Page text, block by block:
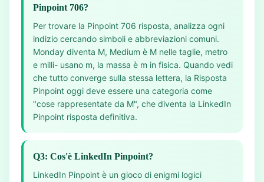
Pinpoint 706?
Per trovare la Pinpoint 706 risposta, analizza ogni
indizio cercando simboli e abbreviazioni comuni.
Monday diventa M, Medium è M nelle taglie, metro
e milli- usano m, la massa è m in fisica. Quando vedi
che tutto converge sulla stessa lettera, la Risposta
Pinpoint oggi deve essere una categoria come
"cose rappresentate da M", che diventa la LinkedIn
Pinpoint risposta definitiva.
Q3: Cos'è LinkedIn Pinpoint?
LinkedIn Pinpoint è un gioco di enigmi logici